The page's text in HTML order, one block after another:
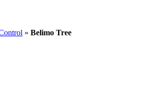
» Belimo Tree